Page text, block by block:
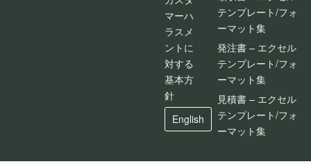
マーハ
ラスメ
ントに
対する
基本方
針
English
テンプレート/フォ
ーマット集
発注書 – エクセル
テンプレート/フォ
ーマット集
見積書 – エクセル
テンプレート/フォ
ーマット集